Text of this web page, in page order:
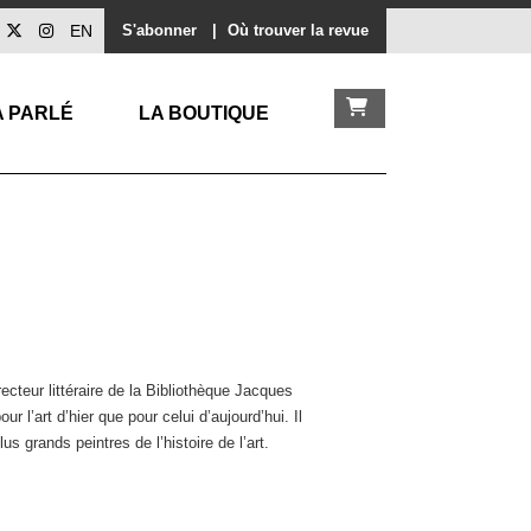
S'abonner Où trouver la revue
EN
PARLÉ LA BOUTIQUE
littéraire de la Bibliothèque Jacques
l’art d’hier que pour celui d’aujourd’hui. Il
grands peintres de l’histoire de l’art.